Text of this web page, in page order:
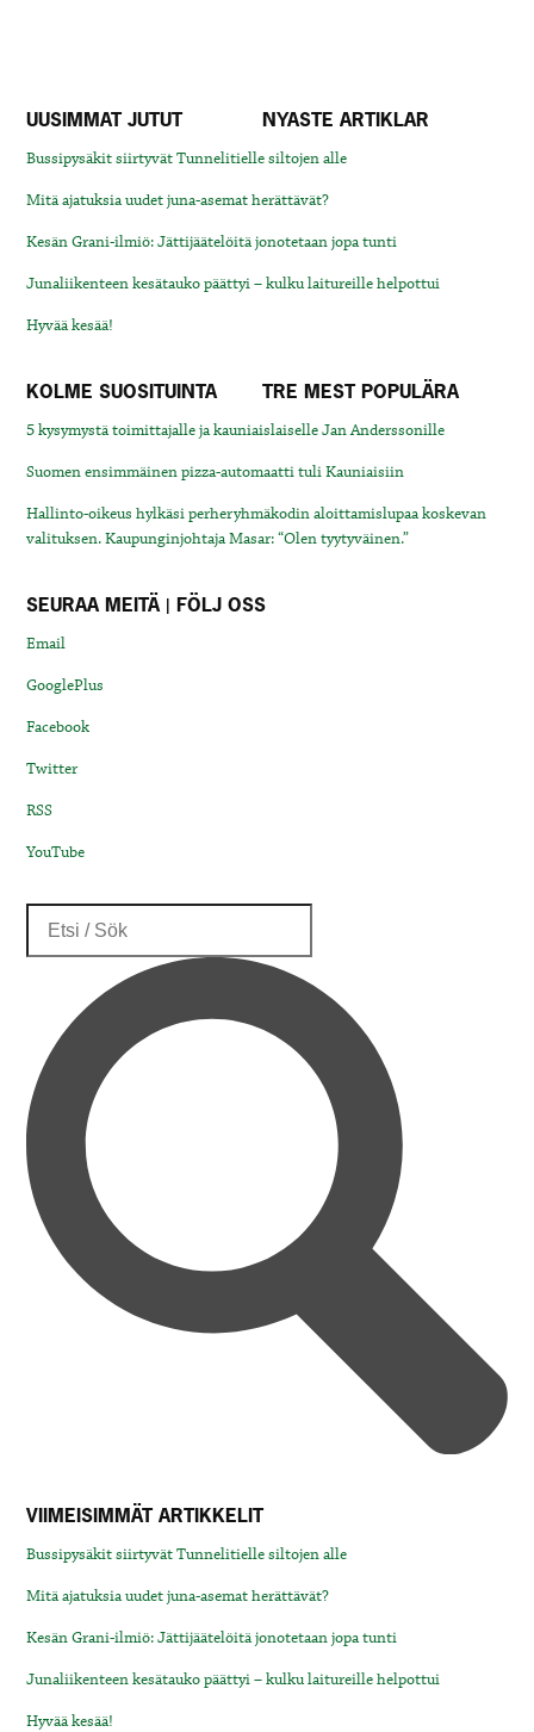
UUSIMMAT JUTUT NYASTE ARTIKLAR
Bussipysäkit siirtyvät Tunnelitielle siltojen alle
Mitä ajatuksia uudet juna-asemat herättävät?
Kesän Grani-ilmiö: Jättijäätelöitä jonotetaan jopa tunti
Junaliikenteen kesätauko päättyi – kulku laitureille helpottui
Hyvää kesää!
KOLME SUOSITUINTA TRE MEST POPULÄRA
5 kysymystä toimittajalle ja kauniaislaiselle Jan Anderssonille
Suomen ensimmäinen pizza-automaatti tuli Kauniaisiin
Hallinto-oikeus hylkäsi perheryhmäkodin aloittamislupaa koskevan
valituksen. Kaupunginjohtaja Masar: “Olen tyytyväinen.”
SEURAA MEITÄ | FÖLJ OSS
Email
GooglePlus
Facebook
Twitter
RSS
YouTube
VIIMEISIMMÄT ARTIKKELIT
Bussipysäkit siirtyvät Tunnelitielle siltojen alle
Mitä ajatuksia uudet juna-asemat herättävät?
Kesän Grani-ilmiö: Jättijäätelöitä jonotetaan jopa tunti
Junaliikenteen kesätauko päättyi – kulku laitureille helpottui
Hyvää kesää!